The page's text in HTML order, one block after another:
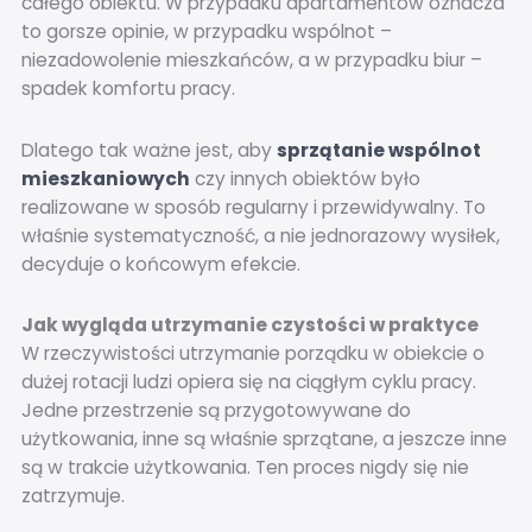
to gorsze opinie, w przypadku wspólnot –
niezadowolenie mieszkańców, a w przypadku biur –
spadek komfortu pracy.
Dlatego tak ważne jest, aby sprzątanie wspólnot
mieszkaniowych czy innych obiektów było
realizowane w sposób regularny i przewidywalny. To
właśnie systematyczność, a nie jednorazowy wysiłek,
decyduje o końcowym efekcie.
Jak wygląda utrzymanie czystości w praktyce
W rzeczywistości utrzymanie porządku w obiekcie o
dużej rotacji ludzi opiera się na ciągłym cyklu pracy.
Jedne przestrzenie są przygotowywane do
użytkowania, inne są właśnie sprzątane, a jeszcze inne
są w trakcie użytkowania. Ten proces nigdy się nie
zatrzymuje.